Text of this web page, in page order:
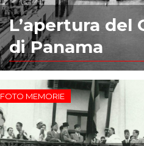
L’apertura del
di Panama
FOTO MEMORIE